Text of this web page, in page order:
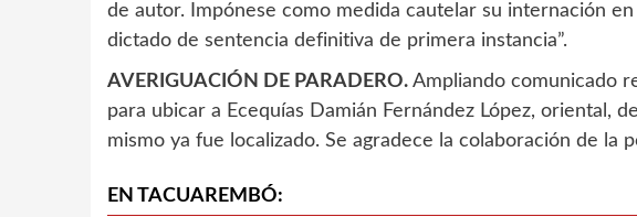
de autor. Impónese como medida cautelar su internación en
dictado de sentencia definitiva de primera instancia”.
AVERIGUACIÓN DE PARADERO. Ampliando comunicado
para ubicar a Ecequías Damián Fernández López, oriental,
mismo ya fue localizado. Se agradece la colaboración de la
EN TACUAREMBÓ: